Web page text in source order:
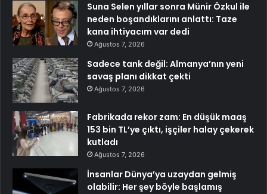
Suna Selen yıllar sonra Münir Özkul ile
neden boşandıklarını anlattı: Taze
kana ihtiyacım var dedi
Ağustos 7, 2026
Sadece tank değil: Almanya’nın yeni
savaş planı dikkat çekti
Ağustos 7, 2026
Fabrikada rekor zam: En düşük maaş
153 bin TL’ye çıktı, işçiler halay çekerek
kutladı
Ağustos 7, 2026
İnsanlar Dünya’ya uzaydan gelmiş
olabilir: Her şey böyle başlamış